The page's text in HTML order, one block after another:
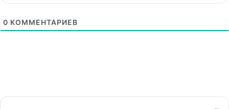
0 КОММЕНТАРИЕВ